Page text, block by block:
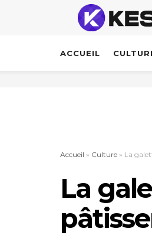
ACCUEIL
Accueil » Culture » La
La